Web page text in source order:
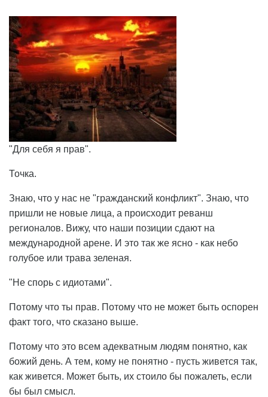
"Для себя я прав".
Точка.
Знаю, что у нас не "гражданский конфликт". Знаю, что
пришли не новые лица, а происходит реванш
регионалов. Вижу, что наши позиции сдают на
международной арене. И это так же ясно - как небо
голубое или трава зеленая.
"Не спорь с идиотами".
Потому что ты прав. Потому что не может быть оспорен
факт того, что сказано выше.
Потому что это всем адекватным людям понятно, как
божий день. А тем, кому не понятно - пусть живется так,
как живется. Может быть, их стоило бы пожалеть, если
бы был смысл.